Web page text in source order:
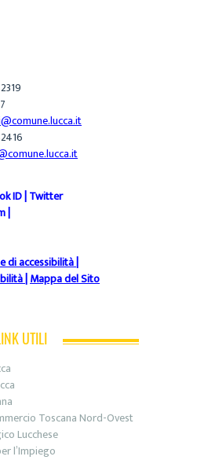
ID|Twitter
|
di accessibilità|
|Mappa del Sito
UTILI
Toscana Nord-Ovest
Lucchese
l’Impiego